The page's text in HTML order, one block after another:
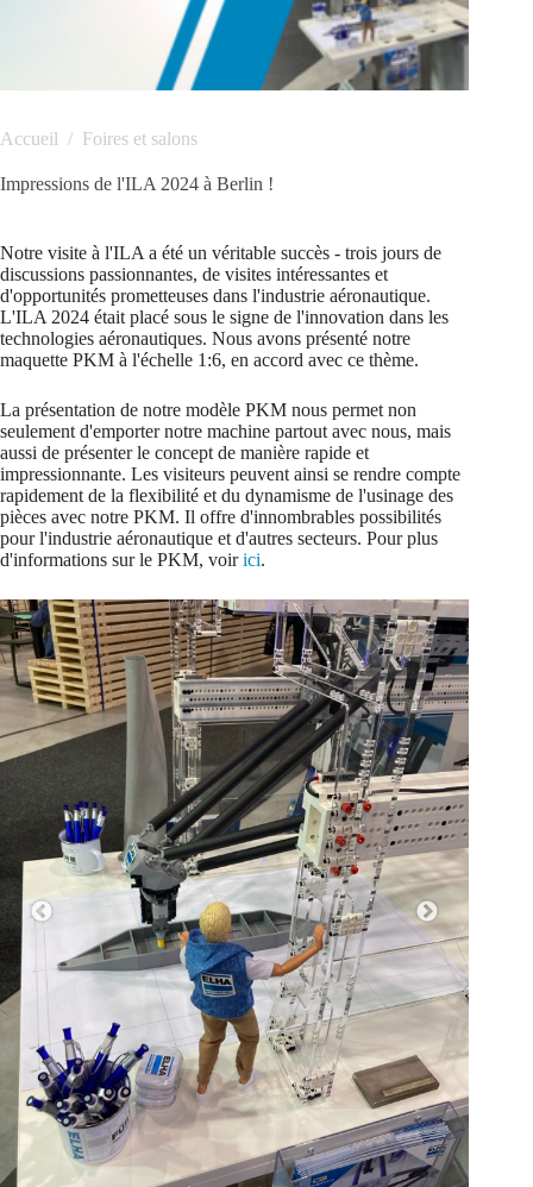
Accueil / Foires et salons
Impressions de l'ILA 2024 à Berlin !
Notre visite à l'ILA a été un véritable succès - trois jours de
discussions passionnantes, de visites intéressantes et
d'opportunités prometteuses dans l'industrie aéronautique.
L'ILA 2024 était placé sous le signe de l'innovation dans les
technologies aéronautiques. Nous avons présenté notre
maquette PKM à l'échelle 1:6, en accord avec ce thème.
La présentation de notre modèle PKM nous permet non
seulement d'emporter notre machine partout avec nous, mais
aussi de présenter le concept de manière rapide et
impressionnante. Les visiteurs peuvent ainsi se rendre compte
rapidement de la flexibilité et du dynamisme de l'usinage des
pièces avec notre PKM. Il offre d'innombrables possibilités
pour l'industrie aéronautique et d'autres secteurs. Pour plus
d'informations sur le PKM, voirici.